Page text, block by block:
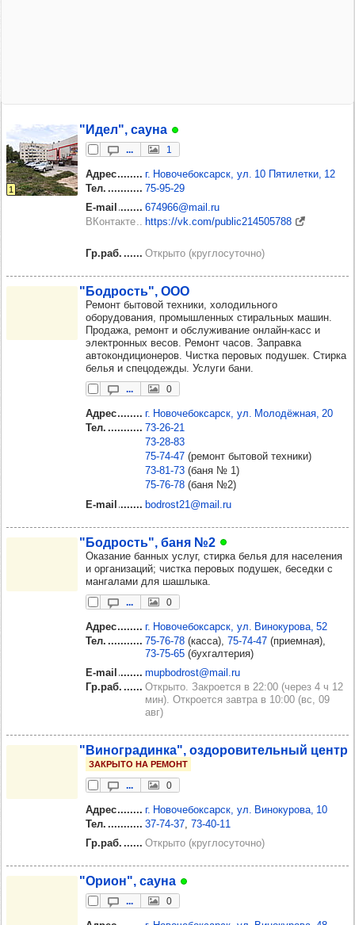
1
"Идел", сауна
... 1
Адрес
г. Новочебоксарск, ул. 10 Пятилетки, 12
Тел.
75‑95‑29
E-mail
674966@mail.ru
ВКонтакте
https://vk.com/public214505788
Гр.раб. Открыто (круглосуточно)
"Бод­рость", ООО
Ремонт бытовой техники, холодильного
оборудования, промышленных стиральных машин.
Продажа, ремонт и обслуживание онлайн-касс и
электронных весов. Ремонт часов. Заправка
автокондиционеров. Чистка перовых подушек. Стирка
белья и спецодежды. Услуги бани.
... 0
Адрес
г. Новочебоксарск, ул. Молодёжная, 20
Тел.
73‑26‑21
73‑28‑83
75‑74‑47 (ремонт бытовой техники)
73‑81‑73 (баня № 1)
75‑76‑78 (баня №2)
E-mail
bodrost21@mail.ru
"Бод­рость", баня №2
Оказание банных услуг, стирка белья для населения
и организаций; чистка перовых подушек, беседки с
мангалами для шашлыка.
... 0
Адрес
г. Новочебоксарск, ул. Винокурова, 52
Тел.
75‑76‑78 (касса) 75‑74‑47 (приемная)
73‑75‑65 (бухгалтерия)
E-mail
mupbodrost@mail.ru
Гр.раб.
Открыто. Закроется в 22:00 (через 4 ч 12
мин). Откроется завтра в 10:00 (вс, 09
авг)
"Виног­ра­динка", оздо­ро­ви­тель­ный центр
ЗАКРЫТО НА РЕМОНТ
... 0
Адрес
г. Новочебоксарск, ул. Винокурова, 10
Тел.
37‑74‑37 73‑40‑11
Гр.раб.
Открыто (круглосуточно)
"Орион", сауна
... 0